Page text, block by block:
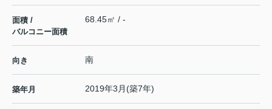
面積 /
バルコニー面積
68.45㎡ / -
向き 南
築年月 2019年3月(築7年)